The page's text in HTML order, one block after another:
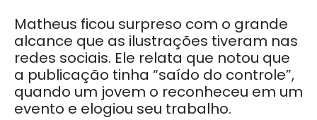
Matheus ficou surpreso com o grande
alcance que as ilustrações tiveram nas
redes sociais. Ele relata que notou que
a publicação tinha “saído do controle”,
quando um jovem o reconheceu em um
evento e elogiou seu trabalho.